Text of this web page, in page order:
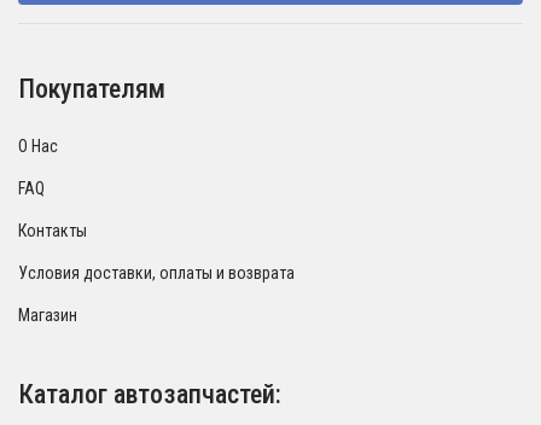
Покупателям
О Нас
FAQ
Контакты
Условия доставки, оплаты и возврата
Магазин
Каталог автозапчастей: